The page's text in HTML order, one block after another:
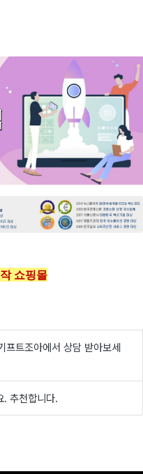
쇼핑몰
프트조아에서 상담 받아보세
. 추천합니다.